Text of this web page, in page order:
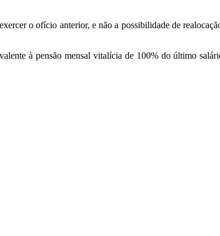
o ofício anterior, e não a possibilidade de
à pensão mensal vitalícia de 100% do último